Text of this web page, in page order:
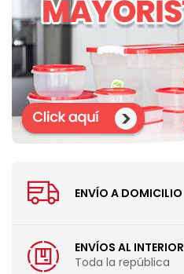
ENVÍO A DOMICILIO
ENVÍOS AL INTERIOR
Toda la república